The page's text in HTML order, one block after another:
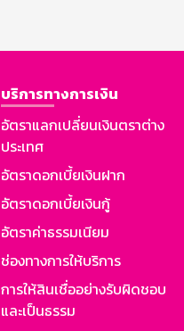
บริการทางการเงิน
อัตราแลกเปลี่ยนเงินตราต่าง
ประเทศ
อัตราดอกเบี้ยเงินฝาก
อัตราดอกเบี้ยเงินกู้
อัตราค่าธรรมเนียม
ช่องทางการให้บริการ
การให้สินเชื่ออย่างรับผิดชอบ
และเป็นธรรม